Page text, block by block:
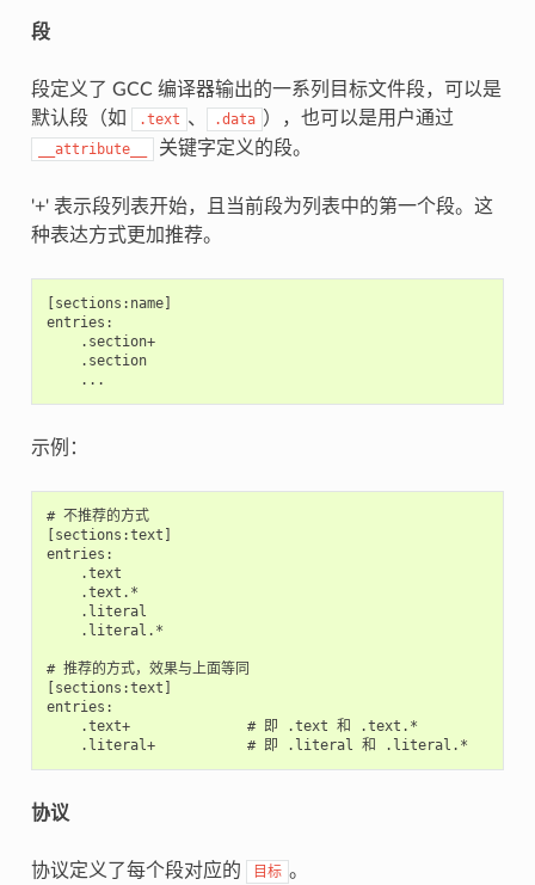
段
段定义了 GCC 编译器输出的一系列目标文件段，可以是
默认段（如
.text 、 .data ），也可以是用户通过
__attribute__ 关键字定义的段。
'+' 表示段列表开始，且当前段为列表中的第一个段。这
种表达方式更加推荐。
[sections:name]
entries:
    .section+
    .section
示例：
# 不推荐的方式
[sections:text]
entries:
    .text
    .text.*
    .literal
    .literal.*
# 推荐的方式，效果与上面等同
[sections:text]
entries:
    .text+              # 即 .text 和 .text.*
协议
协议定义了每个段对应的 目标 。